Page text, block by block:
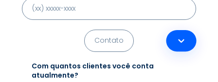
Com quantos clientes você conta
atualmente?